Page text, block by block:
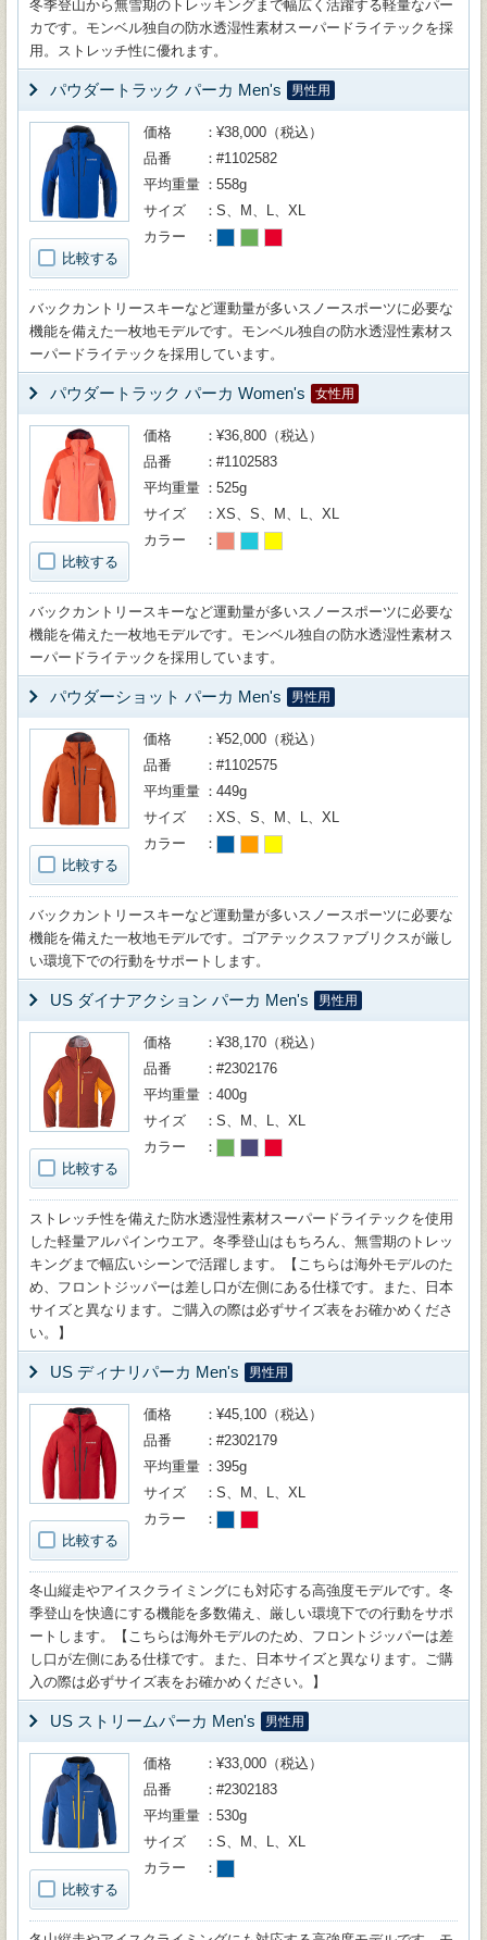
冬季登山から無雪期のトレッキングまで幅広く活躍する軽量なパー
カです。モンベル独自の防水透湿性素材スーパードライテックを採
用。ストレッチ性に優れます。
パウダートラック パーカ Men's 男性用
比較する
価格
¥38,000（税込）
品番
#1102582
平均重量
558g
サイズ
S、M、L、XL
カラー
バックカントリースキーなど運動量が多いスノースポーツに必要な
機能を備えた一枚地モデルです。モンベル独自の防水透湿性素材ス
ーパードライテックを採用しています。
パウダートラック パーカ Women's 女性用
比較する
価格
¥36,800（税込）
品番
#1102583
平均重量
525g
サイズ
XS、S、M、L、XL
カラー
バックカントリースキーなど運動量が多いスノースポーツに必要な
機能を備えた一枚地モデルです。モンベル独自の防水透湿性素材ス
ーパードライテックを採用しています。
パウダーショット パーカ Men's 男性用
比較する
価格
¥52,000（税込）
品番
#1102575
平均重量
449g
サイズ
XS、S、M、L、XL
カラー
バックカントリースキーなど運動量が多いスノースポーツに必要な
機能を備えた一枚地モデルです。ゴアテックスファブリクスが厳し
い環境下での行動をサポートします。
US ダイナアクション パーカ Men's 男性用
比較する
価格
¥38,170（税込）
品番
#2302176
平均重量
400g
サイズ
S、M、L、XL
カラー
ストレッチ性を備えた防水透湿性素材スーパードライテックを使用
した軽量アルパインウエア。冬季登山はもちろん、無雪期のトレッ
キングまで幅広いシーンで活躍します。【こちらは海外モデルのた
め、フロントジッパーは差し口が左側にある仕様です。また、日本
サイズと異なります。ご購入の際は必ずサイズ表をお確かめくださ
い。】
US ディナリパーカ Men's 男性用
比較する
価格
¥45,100（税込）
品番
#2302179
平均重量
395g
サイズ
S、M、L、XL
カラー
冬山縦走やアイスクライミングにも対応する高強度モデルです。冬
季登山を快適にする機能を多数備え、厳しい環境下での行動をサポ
ートします。【こちらは海外モデルのため、フロントジッパーは差
し口が左側にある仕様です。また、日本サイズと異なります。ご購
入の際は必ずサイズ表をお確かめください。】
US ストリームパーカ Men's 男性用
比較する
価格
¥33,000（税込）
品番
#2302183
平均重量
530g
サイズ
S、M、L、XL
カラー